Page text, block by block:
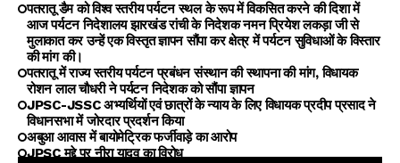
पतरातू डैम को विश्व स्तरीय पर्यटन स्थल के रूप में विकसित करने की दिशा में
आज पर्यटन निदेशालय झारखंड रांची के निदेशक नमन प्रियेश लकड़ा जी से
मुलाकात कर उन्हें एक विस्तृत ज्ञापन सौंपा कर क्षेत्र में पर्यटन सुविधाओं के विस्तार
की मांग की।
पतरातू में राज्य स्तरीय पर्यटन प्रबंधन संस्थान की स्थापना की मांग, विधायक
रोशन लाल चौधरी ने पर्यटन निदेशक को सौंपा ज्ञापन
JPSC-JSSC अभ्यर्थियों एवं छात्रों के न्याय के लिए विधायक प्रदीप प्रसाद ने
विधानसभा में जोरदार प्रदर्शन किया
अबुआ आवास में बायोमेट्रिक फर्जीवाड़े का आरोप
JPSC मुद्दे पर नीरा यादव का विरोध